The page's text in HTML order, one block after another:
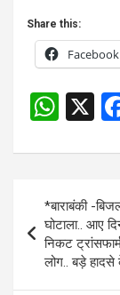
Share this:
Facebook
W
at
A
p
p
X
navigation
*बाराबंकी -
घोटाला.. आए
निकट
लोग.. बड़े हादसे